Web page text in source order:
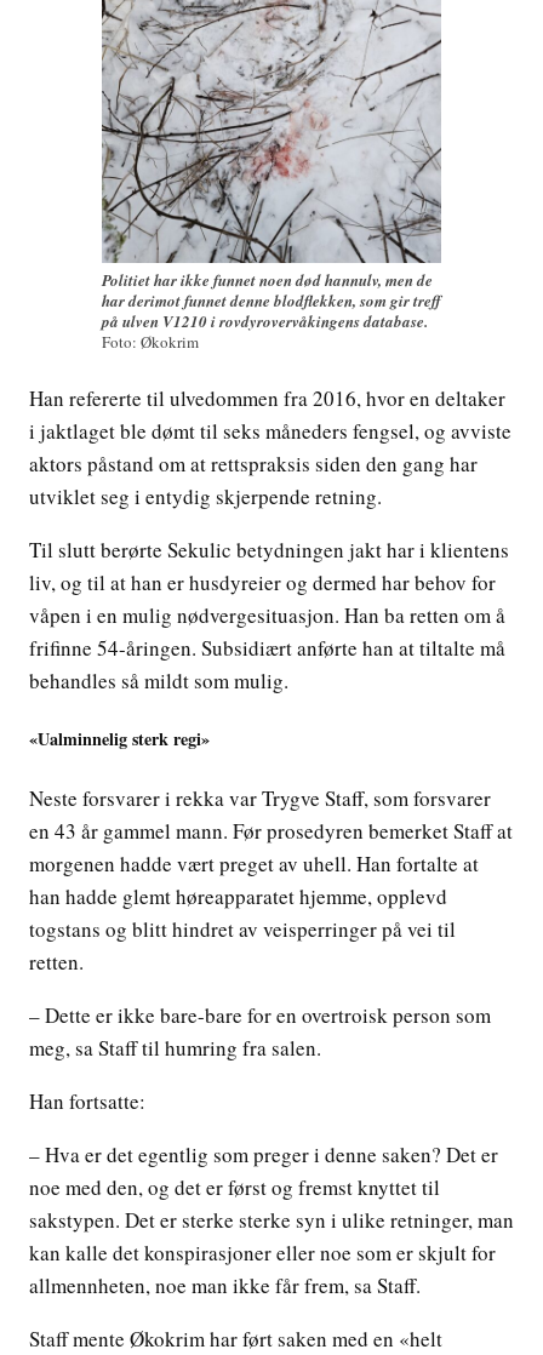
Politiet har ikke funnet noen død hannulv, men de
har derimot funnet denne blodflekken, som gir treff
på ulven V1210 i rovdyrovervåkingens database.
Foto: Økokrim
Han refererte til ulvedommen fra 2016, hvor en deltaker
i jaktlaget ble dømt til seks måneders fengsel, og avviste
aktors påstand om at rettspraksis siden den gang har
utviklet seg i entydig skjerpende retning.
Til slutt berørte Sekulic betydningen jakt har i klientens
liv, og til at han er husdyreier og dermed har behov for
våpen i en mulig nødvergesituasjon. Han ba retten om å
frifinne 54-åringen. Subsidiært anførte han at tiltalte må
behandles så mildt som mulig.
«Ualminnelig sterk regi»
Neste forsvarer i rekka var Trygve Staff, som forsvarer
en 43 år gammel mann. Før prosedyren bemerket Staff at
morgenen hadde vært preget av uhell. Han fortalte at
han hadde glemt høreapparatet hjemme, opplevd
togstans og blitt hindret av veisperringer på vei til
retten.
– Dette er ikke bare-bare for en overtroisk person som
meg, sa Staff til humring fra salen.
Han fortsatte:
– Hva er det egentlig som preger i denne saken? Det er
noe med den, og det er først og fremst knyttet til
sakstypen. Det er sterke sterke syn i ulike retninger, man
kan kalle det konspirasjoner eller noe som er skjult for
allmennheten, noe man ikke får frem, sa Staff.
Staff mente Økokrim har ført saken med en «helt